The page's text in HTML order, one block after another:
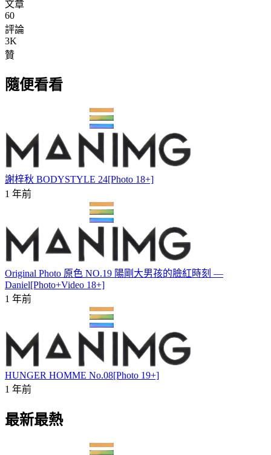
文章
60
評論
3K
贊
隨便看看
謝梓秋 BODYSTYLE 24[Photo 18+]
1 年前
Original Photo 原色 NO.19 陽剛大男孩的臉紅時刻 —
Daniel[Photo+Video 18+]
1 年前
HUNGER HOMME No.08[Photo 19+]
1 年前
最新最熱